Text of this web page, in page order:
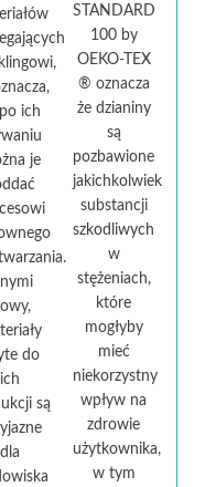
ich
je
do
ich
są
dla
STANDARD
100 by
OEKO-TEX
® oznacza
że dzianiny
są
pozbawione
jakichkolwiek
substancji
szkodliwych
w
stężeniach,
które
mogłyby
mieć
niekorzystny
wpływ na
zdrowie
użytkownika,
w tym